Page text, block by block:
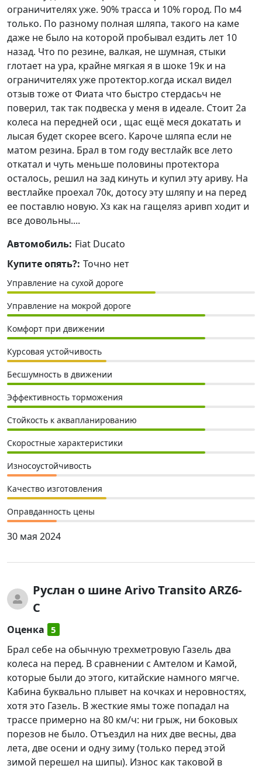
ограничителях уже. 90% трасса и 10% город. По м4
только. По разному полная шляпа, такого на каме
даже не было на которой пробывал ездить лет 10
назад. Что по резине, валкая, не шумная, стыки
глотает на ура, крайне мягкая я в шоке 19к и на
ограничителях уже протектор.когда искал видел
отзыв тоже от Фиата что быстро стердасьч не
поверил, так так подвеска у меня в идеале. Стоит 2а
колеса на передней оси , щас ещё меся докатать и
лысая будет скорее всего. Кароче шляпа если не
матом резина. Брал в том году вестлайк все лето
откатал и чуть меньше половины протектора
осталось, решил на зад кинуть и купил эту ариву. На
вестлайке проехал 70к, дотосу эту шляпу и на перед
ее поставлю новую. Хз как на гащеляз аривп ходит и
все довольны....
Автомобиль: Fiat Ducato
Купите опять?: Точно нет
Управление на сухой дороге
Управление на мокрой дороге
Комфорт при движении
Курсовая устойчивость
Бесшумность в движении
Эффективность торможения
Стойкость к аквапланированию
Скоростные характеристики
Износоустойчивость
Качество изготовления
Оправданность цены
30 мая 2024
Руслан о шине Arivo Transito ARZ6-
C
Оценка 5
Брал себе на обычную трехметровую Газель два
колеса на перед. В сравнении с Амтелом и Камой,
которые были до этого, китайские намного мягче.
Кабина буквально плывет на кочках и неровностях,
хотя это Газель. В жесткие ямы тоже попадал на
трассе примерно на 80 км/ч: ни грыж, ни боковых
порезов не было. Отъездил на них две весны, два
лета, две осени и одну зиму (только перед этой
зимой перешел на шипы). Износ как таковой в